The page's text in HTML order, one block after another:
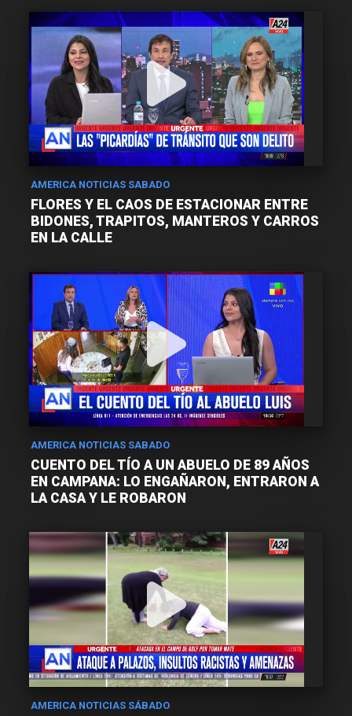
AMERICA NOTICIAS SABADO
FLORES Y EL CAOS DE ESTACIONAR ENTRE
BIDONES, TRAPITOS, MANTEROS Y CARROS
EN LA CALLE
AMERICA NOTICIAS SABADO
CUENTO DEL TÍO A UN ABUELO DE 89 AÑOS
EN CAMPANA: LO ENGAÑARON, ENTRARON A
LA CASA Y LE ROBARON
AMERICA NOTICIAS SÁBADO